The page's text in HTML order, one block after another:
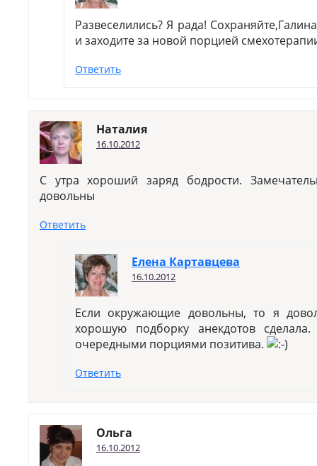
Развеселились? Я рада!
и заходите за новой порцией
Ответить
Наталия
16.10.2012
C утра хороший заряд бодрости.
довольны
Ответить
Елена Картавцева
16.10.2012
Если окружающие довольны, то я
хорошую подборку анекдотов сделала.
очередными порциями позитива.
Ответить
Ольга
16.10.2012